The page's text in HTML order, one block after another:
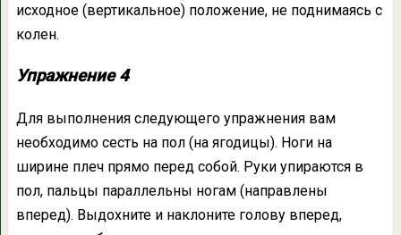
исходное (вертикальное) положение, не поднимаясь с
колен.
Упражнение 4
Для выполнения следующего упражнения вам
необходимо сесть на пол (на ягодицы). Ноги на
ширине плеч прямо перед собой. Руки упираются в
пол, пальцы параллельны ногам (направлены
вперед). Выдохните и наклоните голову вперед,